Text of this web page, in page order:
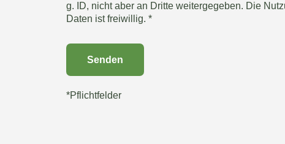
g. ID, nicht aber an Dritte weitergegeben. Die
Daten ist freiwillig. *
*Pflichtfelder